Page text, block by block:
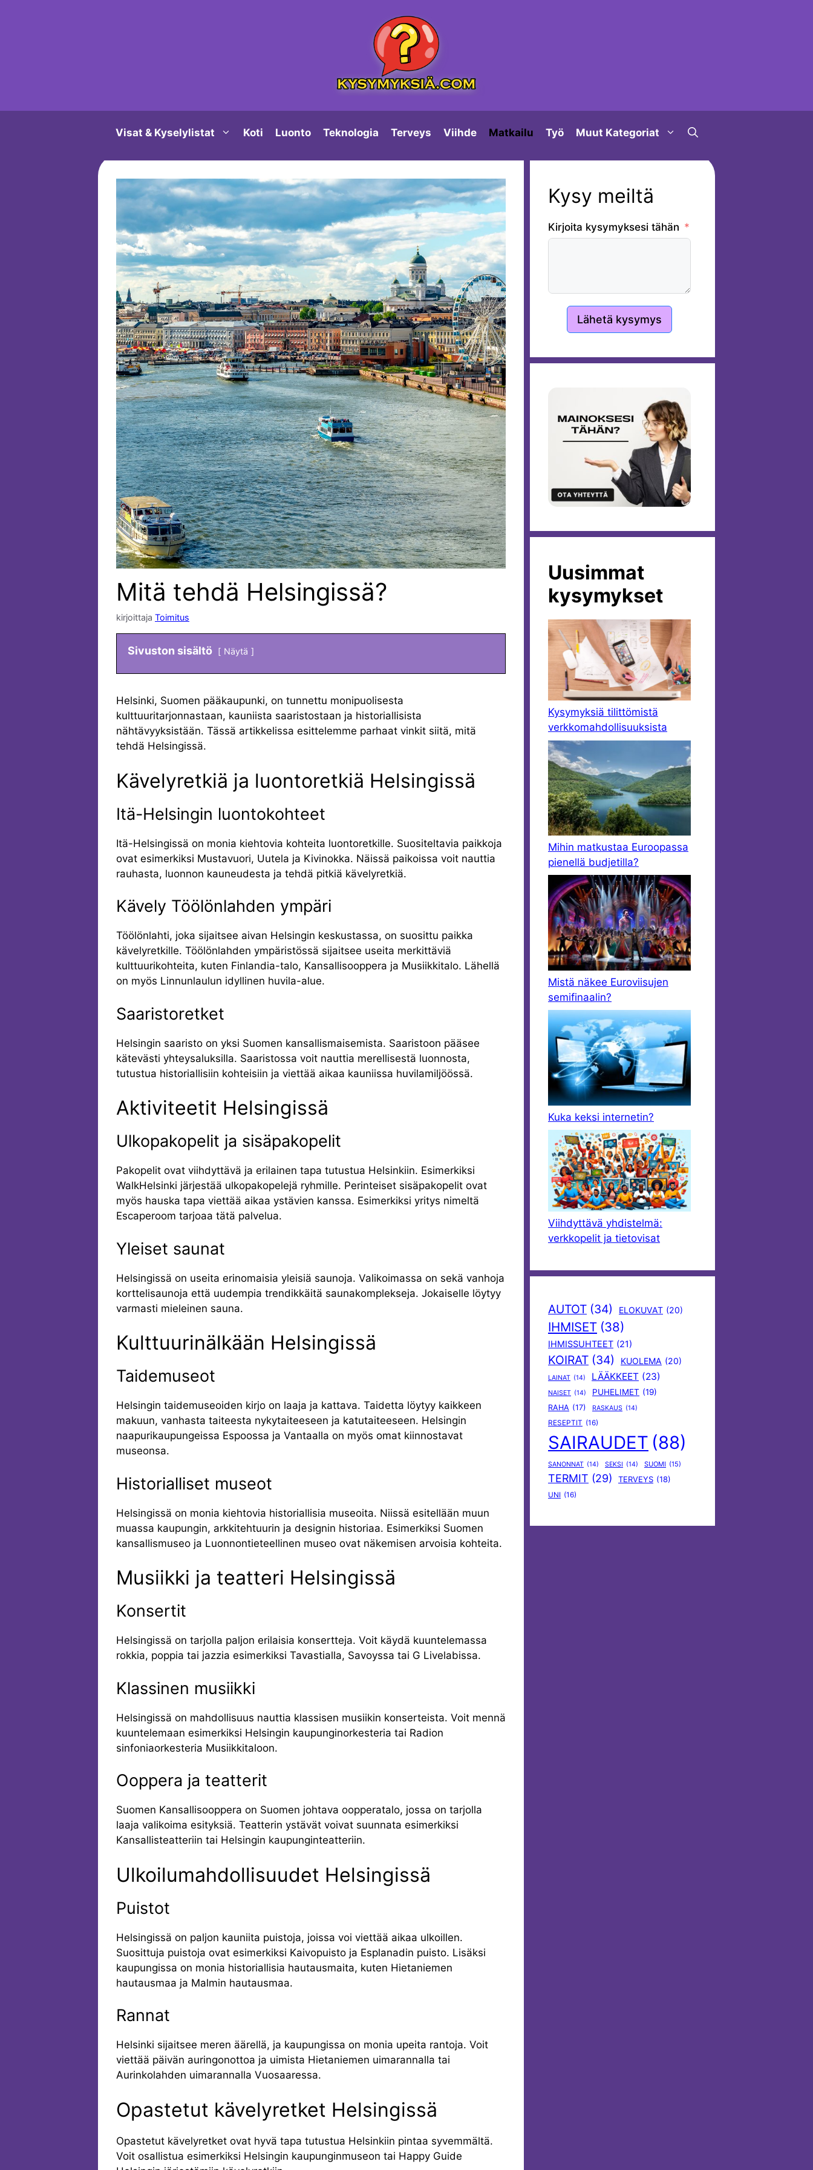
Visat & Kyselylistat Koti Luonto Teknologia Terveys Viihde Matkailu Työ Muut Kategoriat
Mitä tehdä Helsingissä?
kirjoittaja Toimitus
Sivuston sisältö Näytä
Helsinki, Suomen pääkaupunki, on tunnettu monipuolisesta
kulttuuritarjonnastaan, kauniista saaristostaan ja historiallisista
nähtävyyksistään. Tässä artikkelissa esittelemme parhaat vinkit siitä, mitä
tehdä Helsingissä.
Kävelyretkiä ja luontoretkiä Helsingissä
Itä-Helsingin luontokohteet
Itä-Helsingissä on monia kiehtovia kohteita luontoretkille. Suositeltavia paikkoja
ovat esimerkiksi Mustavuori, Uutela ja Kivinokka. Näissä paikoissa voit nauttia
rauhasta, luonnon kauneudesta ja tehdä pitkiä kävelyretkiä.
Kävely Töölönlahden ympäri
Töölönlahti, joka sijaitsee aivan Helsingin keskustassa, on suosittu paikka
kävelyretkille. Töölönlahden ympäristössä sijaitsee useita merkittäviä
kulttuurikohteita, kuten Finlandia-talo, Kansallisooppera ja Musiikkitalo. Lähellä
on myös Linnunlaulun idyllinen huvila-alue.
Saaristoretket
Helsingin saaristo on yksi Suomen kansallismaisemista. Saaristoon pääsee
kätevästi yhteysaluksilla. Saaristossa voit nauttia merellisestä luonnosta,
tutustua historiallisiin kohteisiin ja viettää aikaa kauniissa huvilamiljöössä.
Aktiviteetit Helsingissä
Ulkopakopelit ja sisäpakopelit
Pakopelit ovat viihdyttävä ja erilainen tapa tutustua Helsinkiin. Esimerkiksi
WalkHelsinki järjestää ulkopakopelejä ryhmille. Perinteiset sisäpakopelit ovat
myös hauska tapa viettää aikaa ystävien kanssa. Esimerkiksi yritys nimeltä
Escaperoom tarjoaa tätä palvelua.
Yleiset saunat
Helsingissä on useita erinomaisia yleisiä saunoja. Valikoimassa on sekä vanhoja
korttelisaunoja että uudempia trendikkäitä saunakomplekseja. Jokaiselle löytyy
varmasti mieleinen sauna.
Kulttuurinälkään Helsingissä
Taidemuseot
Helsingin taidemuseoiden kirjo on laaja ja kattava. Taidetta löytyy kaikkeen
makuun, vanhasta taiteesta nykytaiteeseen ja katutaiteeseen. Helsingin
naapurikaupungeissa Espoossa ja Vantaalla on myös omat kiinnostavat
museonsa.
Historialliset museot
Helsingissä on monia kiehtovia historiallisia museoita. Niissä esitellään muun
muassa kaupungin, arkkitehtuurin ja designin historiaa. Esimerkiksi Suomen
kansallismuseo ja Luonnontieteellinen museo ovat näkemisen arvoisia kohteita.
Musiikki ja teatteri Helsingissä
Konsertit
Helsingissä on tarjolla paljon erilaisia konsertteja. Voit käydä kuuntelemassa
rokkia, poppia tai jazzia esimerkiksi Tavastialla, Savoyssa tai G Livelabissa.
Klassinen musiikki
Helsingissä on mahdollisuus nauttia klassisen musiikin konserteista. Voit mennä
kuuntelemaan esimerkiksi Helsingin kaupunginorkesteria tai Radion
sinfoniaorkesteria Musiikkitaloon.
Ooppera ja teatterit
Suomen Kansallisooppera on Suomen johtava oopperatalo, jossa on tarjolla
laaja valikoima esityksiä. Teatterin ystävät voivat suunnata esimerkiksi
Kansallisteatteriin tai Helsingin kaupunginteatteriin.
Ulkoilumahdollisuudet Helsingissä
Puistot
Helsingissä on paljon kauniita puistoja, joissa voi viettää aikaa ulkoillen.
Suosittuja puistoja ovat esimerkiksi Kaivopuisto ja Esplanadin puisto. Lisäksi
kaupungissa on monia historiallisia hautausmaita, kuten Hietaniemen
hautausmaa ja Malmin hautausmaa.
Rannat
Helsinki sijaitsee meren äärellä, ja kaupungissa on monia upeita rantoja. Voit
viettää päivän auringonottoa ja uimista Hietaniemen uimarannalla tai
Aurinkolahden uimarannalla Vuosaaressa.
Opastetut kävelyretket Helsingissä
Opastetut kävelyretket ovat hyvä tapa tutustua Helsinkiin pintaa syvemmältä.
Voit osallistua esimerkiksi Helsingin kaupunginmuseon tai Happy Guide
Kysy meiltä
Kirjoita kysymyksesi tähän
Lähetä kysymys
Uusimmat
kysymykset
Kysymyksiä tilittömistä
verkkomahdollisuuksista
Mihin matkustaa Euroopassa
pienellä budjetilla?
Mistä näkee Euroviisujen
semifinaalin?
Kuka keksi internetin?
Viihdyttävä yhdistelmä:
verkkopelit ja tietovisat
AUTOT (34) ELOKUVAT (20)
IHMISET (38)
IHMISSUHTEET (21)
KOIRAT (34) KUOLEMA (20)
LAINAT (14) LÄÄKKEET (23)
NAISET (14) PUHELIMET (19)
RAHA (17) RASKAUS (14)
RESEPTIT (16)
SAIRAUDET (88)
SANONNAT (14) SEKSI (14) SUOMI (15)
TERMIT (29) TERVEYS (18)
UNI (16)